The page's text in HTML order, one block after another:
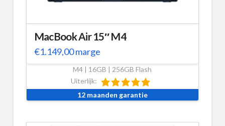
MacBook Air 15″ M4
€1.149,00marge
M4 | 16GB | 256GB Flash
Uiterlijk:
12 maanden garantie